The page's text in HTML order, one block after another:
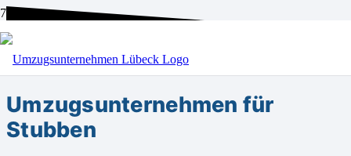
BEI UNS SIND SIE RICHTIG!
Umzugsunternehmen für
Stubben